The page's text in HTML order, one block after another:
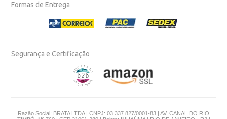
Formas de Entrega
Segurança e Certificação
Razão Social: BRATA LTDA | CNPJ: 03.337.827/0001-83 | AV. CANAL DO RIO